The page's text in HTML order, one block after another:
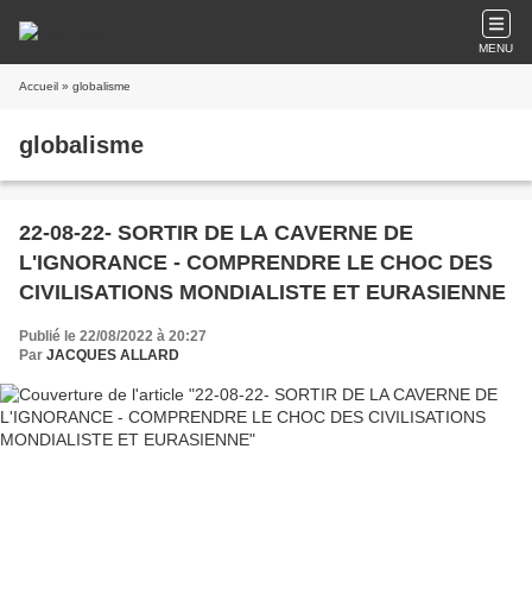
MENU
Accueil » globalisme
globalisme
22-08-22- SORTIR DE LA CAVERNE DE
L'IGNORANCE - COMPRENDRE LE CHOC DES
CIVILISATIONS MONDIALISTE ET EURASIENNE
Publié le 22/08/2022 à 20:27
Par JACQUES ALLARD